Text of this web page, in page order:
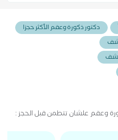
دكتور ذكورة وعقم الأكثر حجزا
وعقم علشان تتطمن قبل الحجز :